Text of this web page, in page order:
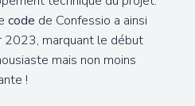
code de Confessio a ainsi
2023, marquant le début
mais non moins
!